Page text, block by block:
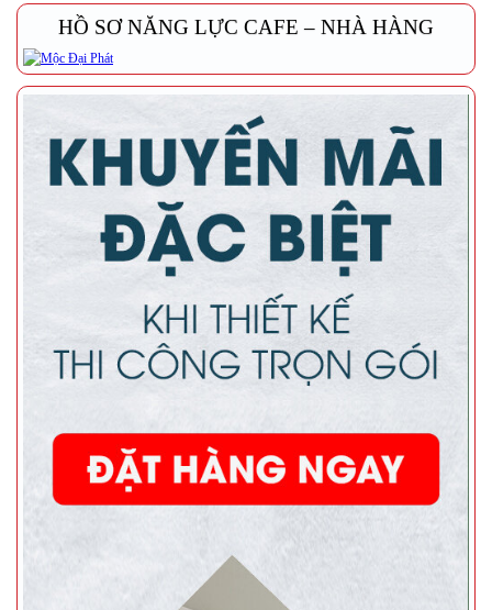
HỒ SƠ NĂNG LỰC CAFE – NHÀ HÀNG